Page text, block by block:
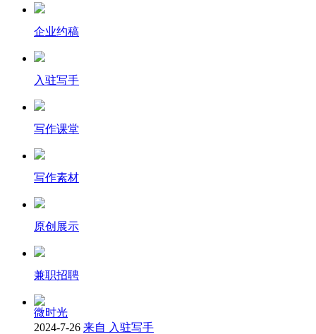
企业约稿
入驻写手
写作课堂
写作素材
原创展示
兼职招聘
微时光
2024-7-26 来自 入驻写手